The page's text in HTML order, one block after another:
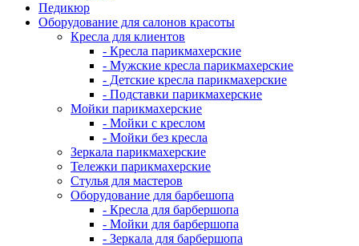
Педикюр
Оборудование для салонов красоты
Кресла для клиентов
- Кресла парикмахерские
- Мужские кресла парикмахерские
- Детские кресла парикмахерские
- Подставки парикмахерские
Мойки парикмахерские
- Мойки с креслом
- Мойки без кресла
Зеркала парикмахерские
Тележки парикмахерские
Стулья для мастеров
Оборудование для барбешопа
- Кресла для барбершопа
- Мойки для барбершопа
- Зеркала для барбершопа